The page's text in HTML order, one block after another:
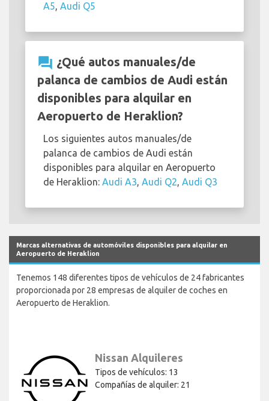
A5, Audi Q5
question_answer ¿Qué autos manuales/de
palanca de cambios de Audi están
disponibles para alquilar en
Aeropuerto de Heraklion?
Los siguientes autos manuales/de
palanca de cambios de Audi están
disponibles para alquilar en Aeropuerto
de Heraklion: Audi A3, Audi Q2, Audi Q3
Marcas alternativas de automóviles disponibles para alquilar en
Aeropuerto de Heraklion
Tenemos 148 diferentes tipos de vehículos de 24 fabricantes
proporcionada por 28 empresas de alquiler de coches en
Aeropuerto de Heraklion.
Nissan Alquileres
Tipos de vehículos: 13
Compañías de alquiler: 21